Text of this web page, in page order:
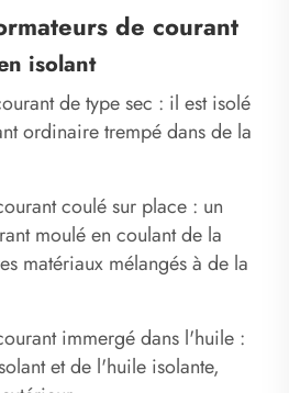
de courant
isolant
de type sec : il est isolé
ordinaire trempé dans de la
coulé sur place : un
moulé en coulant de la
matériaux mélangés à de la
immergé dans l'huile :
et de l'huile isolante,